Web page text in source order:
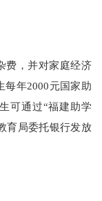
，并对家庭经济
每年2000元国家助
可通过“福建助学
育局委托银行发放